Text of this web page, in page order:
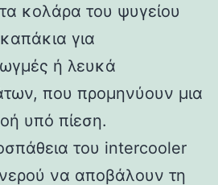
κολάρα του ψυγείου
για
ή λευκά
που προμηνύουν μια
υπό πίεση.
του intercooler
να αποβάλουν τη